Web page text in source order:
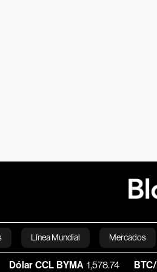
Línea Mundial Mercados
Bloomberg Green
BYMA 1,578.74 BTC/USD